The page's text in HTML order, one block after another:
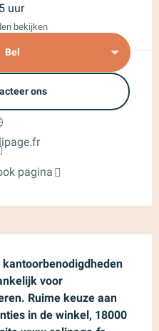
uur
bekijken
Bel
ons
pagina
voor
Ruime keuze aan
in de winkel, 18000